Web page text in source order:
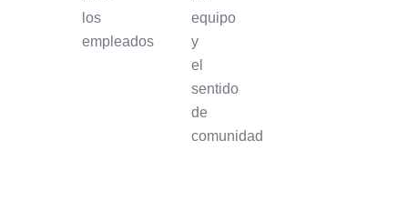
los
empleados.
equipo
y
el
sentido
de
comunidad.